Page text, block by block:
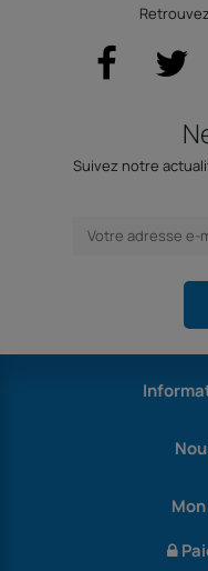
Suivez notre